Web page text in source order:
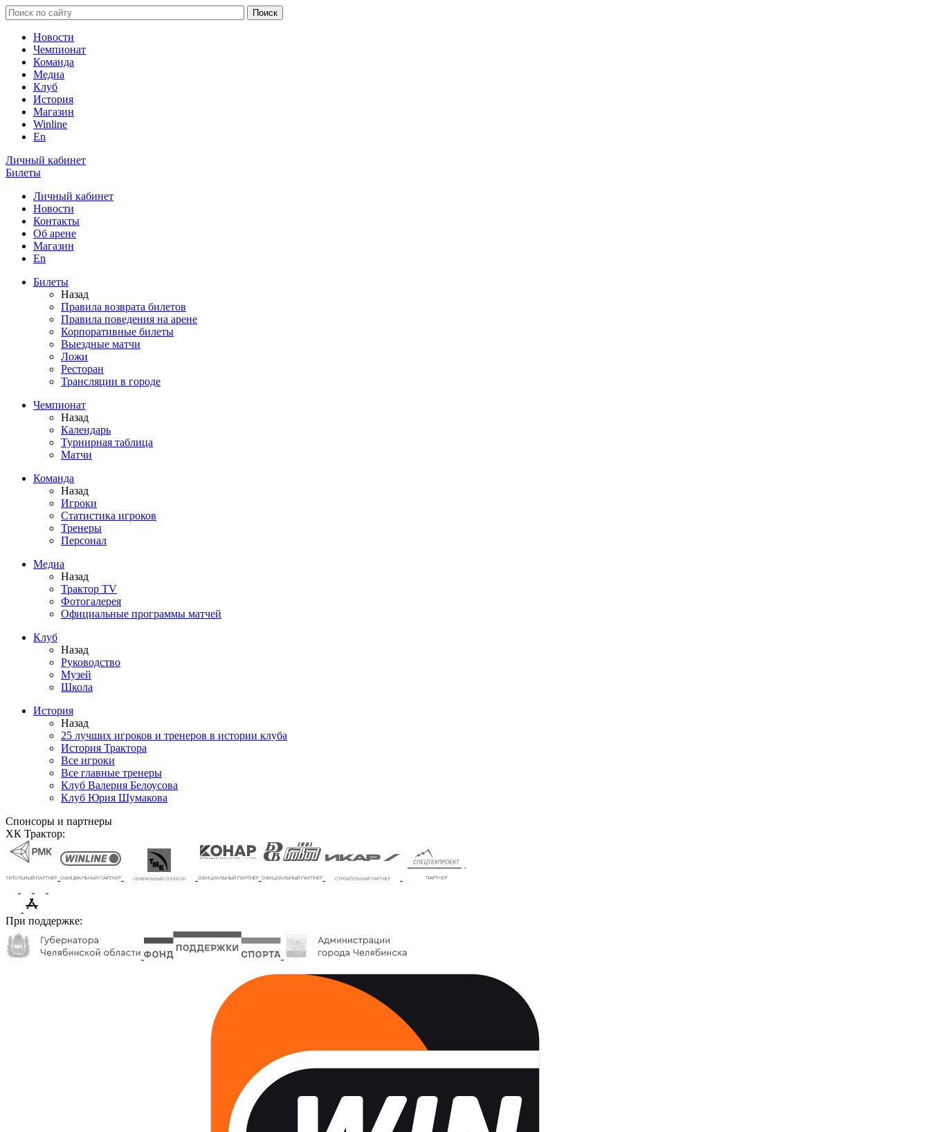
Новости
Чемпионат
Команда
Медиа
Клуб
История
Магазин
Winline
En
Личный кабинет
Билеты
Личный кабинет
Новости
Контакты
Об арене
Магазин
En
Билеты
Назад
Правила возврата билетов
Правила поведения на арене
Корпоративные билеты
Выездные матчи
Ложи
Ресторан
Трансляции в городе
Чемпионат
Назад
Календарь
Турнирная таблица
Матчи
Команда
Назад
Игроки
Статистика игроков
Тренеры
Персонал
Медиа
Назад
Трактор TV
Фотогалерея
Официальные программы матчей
Клуб
Назад
Руководство
Музей
Школа
История
Назад
25 лучших игроков и тренеров в истории клуба
История Трактора
Все игроки
Все главные тренеры
Клуб Валерия Белоусова
Клуб Юрия Шумакова
Спонсоры и партнеры
ХК Трактор:
При поддержке: